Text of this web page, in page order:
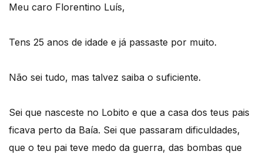
Meu caro Florentino Luís,
Tens 25 anos de idade e já passaste por muito.
Não sei tudo, mas talvez saiba o suficiente.
Sei que nasceste no Lobito e que a casa dos teus pais
ficava perto da Baía. Sei que passaram dificuldades,
que o teu pai teve medo da guerra, das bombas que